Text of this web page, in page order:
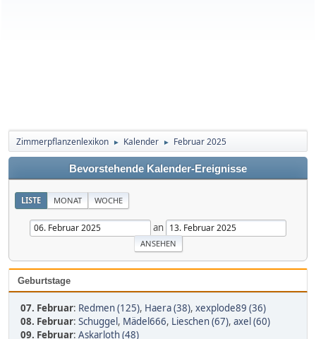
Zimmerpflanzenlexikon ► Kalender ► Februar 2025
Bevorstehende Kalender-Ereignisse
LISTE MONAT WOCHE
an
Geburtstage
07. Februar: Redmen (125), Haera (38), xexplode89 (36)
08. Februar: Schuggel, Mädel666, Lieschen (67), axel (60)
09. Februar: Askarloth (48)